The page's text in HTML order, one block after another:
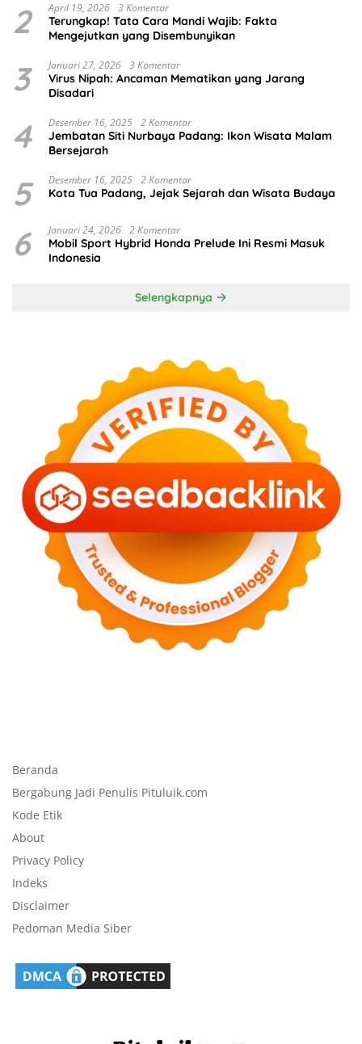
2 April 19, 2026 3 Komentar
Terungkap! Tata Cara Mandi Wajib: Fakta
Mengejutkan yang Disembunyikan
3 Januari 27, 2026 3 Komentar
Virus Nipah: Ancaman Mematikan yang Jarang
Disadari
4 Desember 16, 2025 2 Komentar
Jembatan Siti Nurbaya Padang: Ikon Wisata Malam
Bersejarah
5 Desember 16, 2025 2 Komentar
Kota Tua Padang, Jejak Sejarah dan Wisata Budaya
6 Januari 24, 2026 2 Komentar
Mobil Sport Hybrid Honda Prelude Ini Resmi Masuk
Indonesia
Selengkapnya
Beranda
Bergabung Jadi Penulis Pituluik.com
Kode Etik
About
Privacy Policy
Indeks
Disclaimer
Pedoman Media Siber